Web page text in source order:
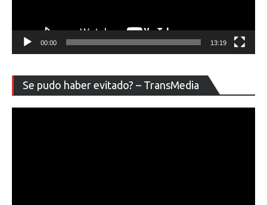
00:00 13:19
Se pudo haber evitado? – TransMedia
de